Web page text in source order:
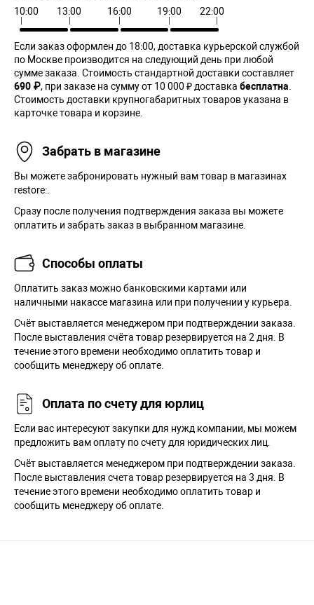
10:00
13:00 16:00 19:00 22:00
Если заказ оформлен до 18:00, доставка курьерской службой
по Москве производится на следующий день при любой
сумме заказа. Cтоимость стандартной доставки составляет
690 ₽, при заказе на сумму от 10 000 ₽ доставка бесплатна
Стоимость доставки крупногабаритных товаров указана в
карточке товара и корзине.
Забрать в магазине
Вы можете забронировать нужный вам товар в магазинах
restore:.
Сразу после получения подтверждения заказа вы можете
оплатить и забрать заказ в выбранном магазине.
Способы оплаты
Оплатить заказ можно банковскими картами или
наличными накассе магазина или при получении у курьера.
Cчёт выставляется менеджером при подтверждении заказа.
После выставления счёта товар резервируется на 2 дня. В
течение этого времени необходимо оплатить товар и
сообщить менеджеру об оплате.
Оплата по счету для юрлиц
Если вас интересуют закупки для нужд компании, мы можем
предложить вам оплату по счету для юридических лиц.
Счёт выставляется менеджером при подтверждении заказа.
После выставления счета товар резервируется на 3 дня. В
течение этого времени необходимо оплатить товар и
сообщить менеджеру об оплате.